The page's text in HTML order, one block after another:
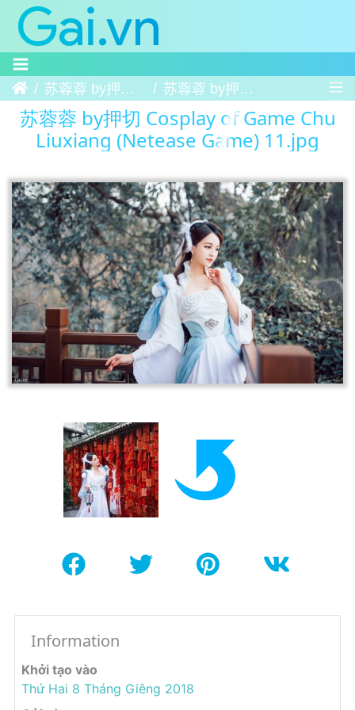
Trang chủ苏蓉蓉 by押切 Cosplay of Game Chu Liuxiang (Netease Game) 苏蓉蓉 by押切 Cosplay of Game Chu Liuxiang (Netease Game) 11
苏蓉蓉 by押切 Cosplay of Game Chu
Liuxiang (Netease Game) 11.jpg
Information
Khởi tạo vào
Thứ Hai 8 Tháng Giêng 2018